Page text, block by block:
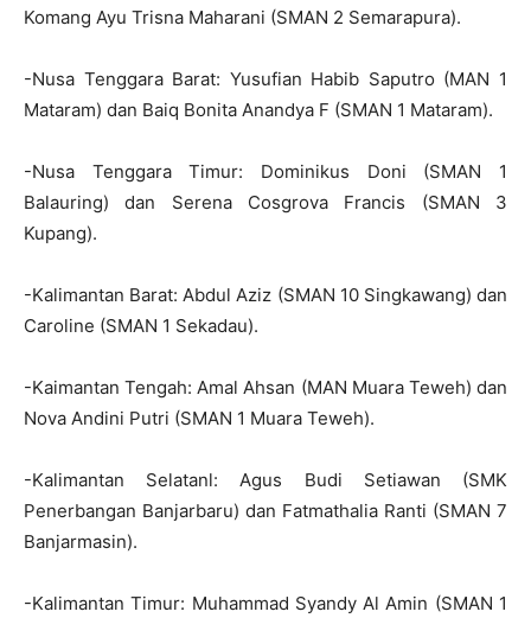
Komang Ayu Trisna Maharani (SMAN 2 Semarapura).
-Nusa Tenggara Barat: Yusufian Habib Saputro (MAN 1
Mataram) dan Baiq Bonita Anandya F (SMAN 1 Mataram).
-Nusa Tenggara Timur: Dominikus Doni (SMAN 1
Balauring) dan Serena Cosgrova Francis (SMAN 3
Kupang).
-Kalimantan Barat: Abdul Aziz (SMAN 10 Singkawang) dan
Caroline (SMAN 1 Sekadau).
-Kaimantan Tengah: Amal Ahsan (MAN Muara Teweh) dan
Nova Andini Putri (SMAN 1 Muara Teweh).
-Kalimantan Selatanl: Agus Budi Setiawan (SMK
Penerbangan Banjarbaru) dan Fatmathalia Ranti (SMAN 7
Banjarmasin).
-Kalimantan Timur: Muhammad Syandy Al Amin (SMAN 1